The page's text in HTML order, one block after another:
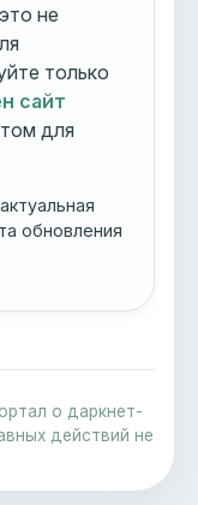
не
только
сайт
для
обновления
о даркнет-
действий не